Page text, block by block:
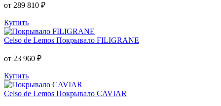
от 289 810 ₽
Купить
Celso de Lemos Покрывало FILIGRANE
от 23 960 ₽
Купить
Celso de Lemos Покрывало CAVIAR